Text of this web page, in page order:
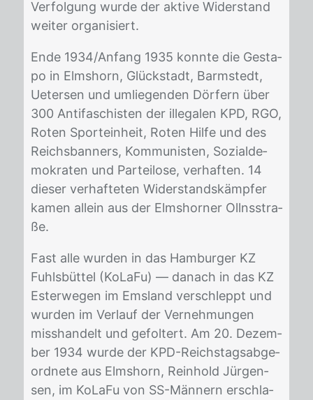
Ver­fol­gung wur­de der ak­ti­ve Wi­der­stand
wei­ter or­ga­ni­siert.
Ende 1934/​An­fang 1935 konn­te die Ge­sta­
po in Elms­horn, Glück­stadt, Barm­stedt,
Ue­ter­sen und um­lie­gen­den Dör­fern über
300 An­ti­fa­schis­ten der il­le­ga­len KPD, RGO,
Ro­ten Sport­ein­heit, Ro­ten Hil­fe und des
Reichs­ban­ners, Kom­mu­nis­ten, So­zi­al­de­
mo­kra­ten und Par­tei­lo­se, ver­haf­ten. 14
die­ser ver­haf­te­ten Wi­der­stands­kämp­fer
ka­men al­lein aus der Elms­hor­ner Ollns­stra­
ße.
Fast alle wur­den in das Ham­bur­ger KZ
Fuhls­büt­tel (KoLa­Fu) — da­nach in das KZ
Es­ter­we­gen im Ems­land ver­schleppt und
wur­den im Ver­lauf der Ver­neh­mun­gen
miss­han­delt und ge­fol­tert. Am 20. De­zem­
ber 1934 wur­de der KPD-Reichs­tags­ab­ge­
ord­ne­te aus Elms­horn, Rein­hold Jür­gen­
sen, im KoLa­Fu von SS-Män­nern er­schla­